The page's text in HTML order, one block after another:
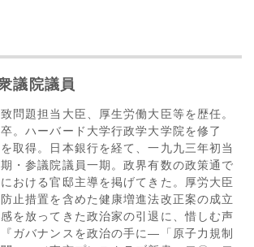
議院議員
問題担当大臣、厚生労働大臣等を歴任。
。ハーバード大学行政学大学院を修了
取得。日本銀行を経て、一九九三年初当
・参議院議員一期。政界有数の政策通で
おける官邸主導を掲げてきた。厚労大臣
止措置を含めた健康増進法改正案の成立
を放ってきた政治家の引退に、惜しむ声
ガバナンスを政治の手に―「原子力規制